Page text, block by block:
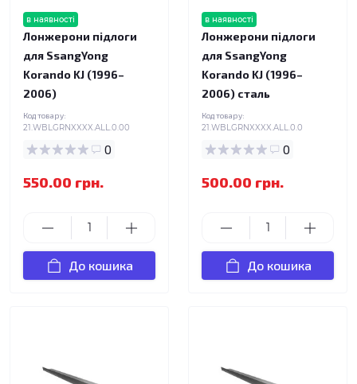
в наявності
Лонжерони підлоги
для SsangYong
Korando KJ (1996–
2006)
Код товару:
21.WBLGRNXXXX.ALL.0.00
0
550.00 грн.
До кошика
в наявності
Лонжерони підлоги
для SsangYong
Korando KJ (1996–
2006) сталь
Код товару:
21.WBLGRNXXXX.ALL.0.0
0
500.00 грн.
До кошика